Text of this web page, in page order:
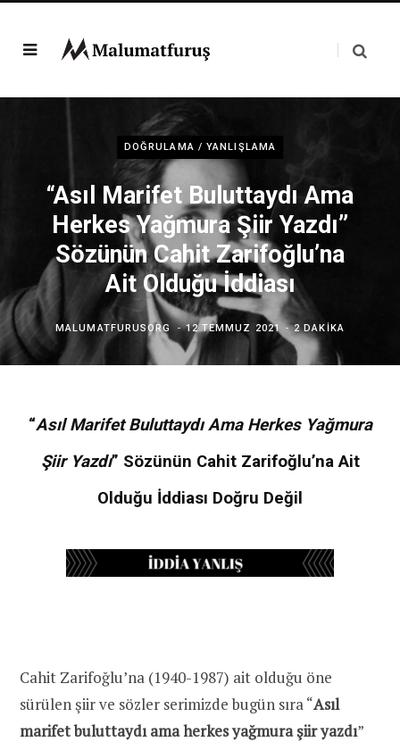
DOĞRULAMA / YANLIŞLAMA
“Asıl Marifet Buluttaydı Ama
Herkes Yağmura Şiir Yazdı”
Sözünün Cahit Zarifoğlu’na
Ait Olduğu İddiası
MALUMATFURUSORG 12 TEMMUZ 2021 2 DAKIKA
“Asıl Marifet Buluttaydı Ama Herkes Yağmura
Şiir Yazdı” Sözünün Cahit Zarifoğlu’na Ait
Olduğu İddiası Doğru Değil
Cahit Zarifoğlu’na (1940-1987) ait olduğu öne
sürülen şiir ve sözler serimizde bugün sıra “Asıl
marifet buluttaydı ama herkes yağmura şiir yazdı”